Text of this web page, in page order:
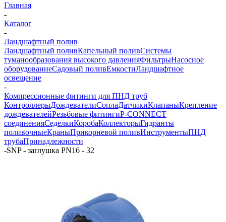
Главная
-
Каталог
-
Ландшафтный полив
Ландшафтный поливКапельный поливСистемы
туманообразования высокого давленияФильтрыНасосное
оборудованиеСадовый поливЕмкостиЛандшафтное
освещение
-
Компрессионные фитинги для ПНД труб
КонтроллерыДождевателиСоплаДатчикиКлапаныКрепление
дождевателейРезьбовые фитингиP-CONNECT
соединенияСеделкиКоробаКоллекторыГидранты
поливочныеКраныПрикорневой поливИнструментыПНД
трубаПринадлежности
-SNP - заглушка PN16 - 32